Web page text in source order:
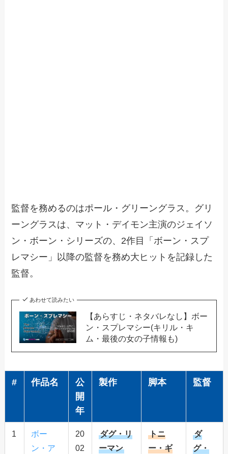
監督を務めるのはポール・グリーングラス。グリ
ーングラスは、マット・デイモン主演のジェイソ
ン・ボーン・シリーズの、2作目「ボーン・スプ
レマシー」以降の監督を務め大ヒットを記録した
監督。
あわせて読みたい
【あらすじ・ネタバレなし】ボー
ン・スプレマシー(キリル・キ
ム・最後の女の子情報も)
# 作品名
公
開
年
製作 脚本 監督
1
ボー
ン・ア
20
02
ダグ・リ
ーマン
トニ
ー・ギ
ダ
グ・